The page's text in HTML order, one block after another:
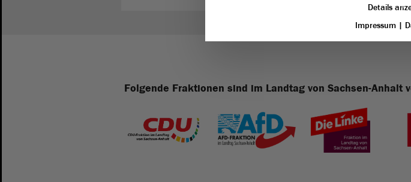
Folgende Fraktionen sind im Landtag von Sachsen-Anhalt
Details
Impressum |